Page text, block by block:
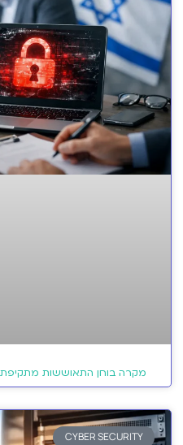
מקרה בוחן התאוששות
CYBER SECURITY